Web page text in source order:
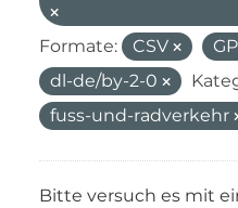
Formate: CSV
dl-de/by-2-0
fuss-und-radverkehr
Bitte versuch es mit